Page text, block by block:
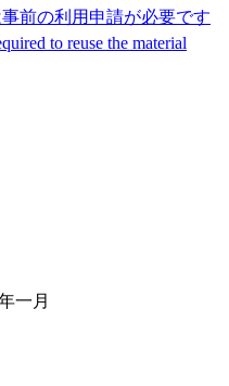
前の利用申請が必要です
to reuse the material
一月